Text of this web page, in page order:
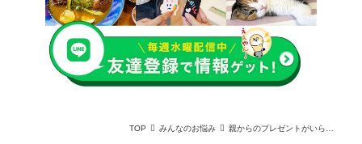
TOP みんなのお悩み